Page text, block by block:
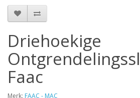
Driehoekige
Faac
Merk: FAAC - MAC